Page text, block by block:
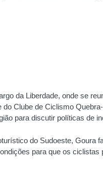
da Liberdade, onde se
Clube de Ciclismo
para discutir políticas de
do Sudoeste, Goura
para que os